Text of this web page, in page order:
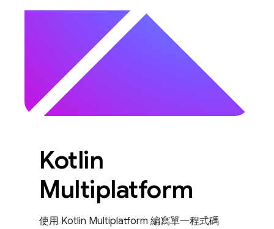
Kotlin
Multiplatform
使用 Kotlin Multiplatform 編寫單一程式碼